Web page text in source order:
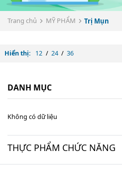
Trang chủ MỸ PHẨM Trị Mụn
Hiển thị: 12 / 24 / 36
DANH MỤC
Không có dữ liệu
THỰC PHẨM CHỨC NĂNG